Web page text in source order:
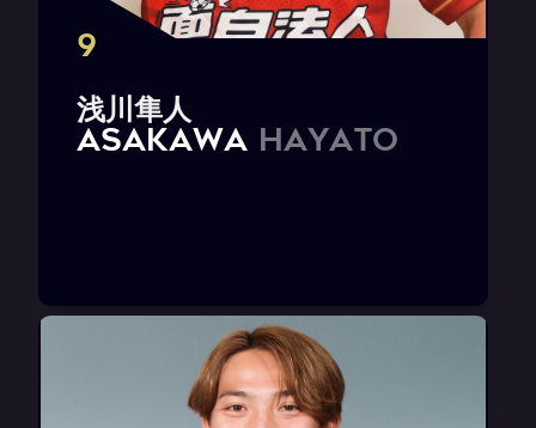
9
浅川隼人
ASAKAWA Hayato